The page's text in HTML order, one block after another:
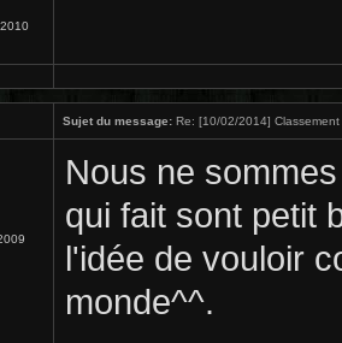
Sujet du message: Re: [10/02/2014]
Nous ne
qui fait sont petit
l'idée de vouloir
monde^^.